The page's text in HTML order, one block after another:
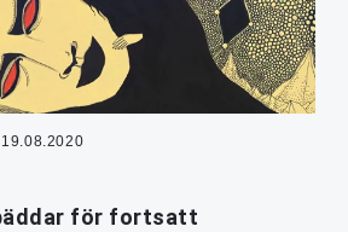
för fortsatt